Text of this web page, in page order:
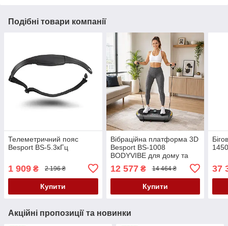
Подібні товари компанії
Телеметричний пояс
Besport BS-5.3кГц
1 909 ₴ 2 196 ₴
Купити
Вібраційна платформа 3D
Besport BS-1008
BODYVIBE для дому та
300 Вт, до 150 кг
12 577₴ 14 464 ₴
Купити
37
Акційні пропозиції та новинки